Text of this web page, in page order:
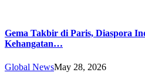
Gema Takbir di Paris, Diaspora
Kehangatan…
Global NewsMay 28, 2026